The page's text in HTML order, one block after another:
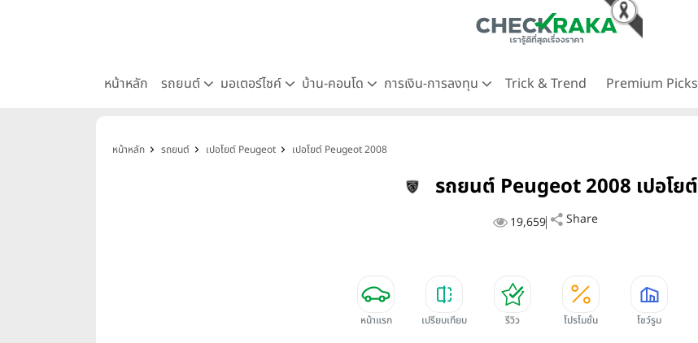
หน้าหลัก รถยนต์ มอเตอร์ไซค์ บ้าน-คอนโด การเงิน-การลงทุน Trick & Trend Premium Picks
หน้าหลัก รถยนต์ เปอโยต์ Peugeot เปอโยต์ Peugeot 2008
รถยนต์ Peugeot 2008 เปอโยต์
19,659 Share
หน้าแรก เปรียบเทียบ รีวิว โปรโมชั่น โชว์รูม